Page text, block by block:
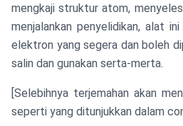
mengkaji struktur atom,
menjalankan penyelidikan, alat
elektron yang segera dan boleh
salin dan gunakan serta-merta.
[Selebihnya terjemahan akan
seperti yang ditunjukkan dalam